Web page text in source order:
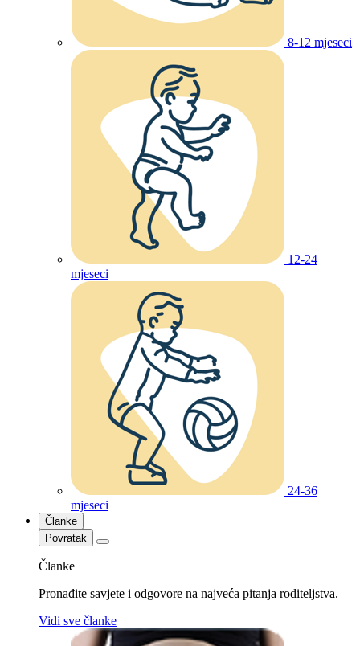
8-12 mjeseci
12-24
mjeseci
24-36
mjeseci
Članke
Povratak
Članke
Pronađite savjete i odgovore na najveća pitanja roditeljstva.
Vidi sve članke